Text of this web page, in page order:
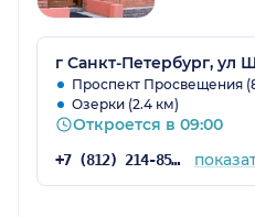
г Санкт-Петербург, ул
Проспект Просвещения
Озерки (2.4 км)
Откроется в 09:00
+7 (812) 214-85-23